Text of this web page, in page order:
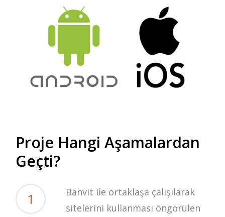
Proje Hangi Aşamalardan
Geçti?
1
Banvit ile ortaklaşa çalışılarak
sitelerini kullanması öngörülen